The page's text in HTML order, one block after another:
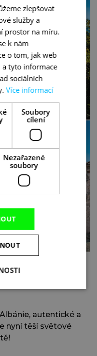
autentické a
nyní těší světové
zlepšovat
služby a
prostor na míru.
k nám
o tom, jak web
a tyto informace
sociálních
Více informací
Soubory
cílení
Nezařazené
soubory